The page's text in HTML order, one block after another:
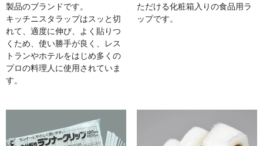
製品のブランドです。
キッチニスタラップはスッと切
れて、適度に伸び、よく貼りつ
くため、使い勝手が良く、レス
トランやホテルをはじめ多くの
プロの料理人に使用されていま
す。
ただける化粧箱入りの食品用ラ
ップです。